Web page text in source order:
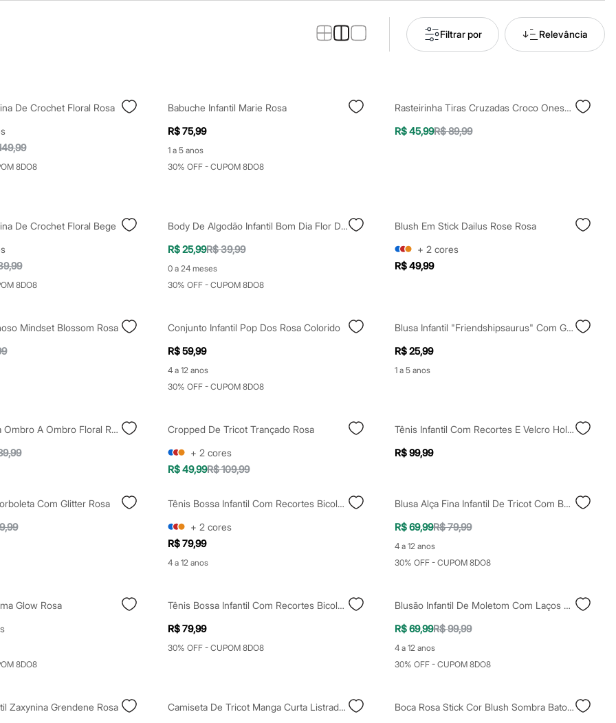
Filtrar por Relevância
De Crochet Floral Rosa
8DO8
Babuche Infantil Marie Rosa
R$ 75,99
1 a 5 anos
30% OFF - CUPOM 8DO8
Rasteirinha Tiras Cruzadas Croco Oneself Bege
R$ 45,99R$ 89,99
De Crochet Floral Bege
8DO8
Body De Algodão Infantil Bom Dia Flor Do Dia Rosa
R$ 25,99R$ 39,99
0 a 24 meses
30% OFF - CUPOM 8DO8
Blush Em Stick Dailus Rose Rosa
+ 2 cores
R$ 49,99
Mindset Blossom Rosa
Conjunto Infantil Pop Dos Rosa Colorido
R$ 59,99
4 a 12 anos
30% OFF - CUPOM 8DO8
Blusa Infantil "friendshipsaurus" Com Glitter Manga Curta Rosa Neon
R$ 25,99
1 a 5 anos
Bata Feminina Ombro A Ombro Floral Rosa
Cropped De Tricot Trançado Rosa
+ 2 cores
R$ 49,99R$ 109,99
Tênis Infantil Com Recortes E Velcro Holográfico Rosa
R$ 99,99
Com Glitter Rosa
Tênis Bossa Infantil Com Recortes Bicolor Rosa
+ 2 cores
R$ 79,99
4 a 12 anos
Blusa Alça Fina Infantil De Tricot Com Bordado Floral Rosa
R$ 69,99R$ 79,99
4 a 12 anos
30% OFF - CUPOM 8DO8
Glow Rosa
8DO8
Tênis Bossa Infantil Com Recortes Bicolor Rosa
R$ 79,99
30% OFF - CUPOM 8DO8
Blusão Infantil De Moletom Com Laços Rosa
R$ 69,99R$ 99,99
4 a 12 anos
30% OFF - CUPOM 8DO8
Zaxynina Grendene Rosa
Camiseta De Tricot Manga Curta Listrada Rosa
Boca Rosa Stick Cor Blush Sombra Batom Gyn